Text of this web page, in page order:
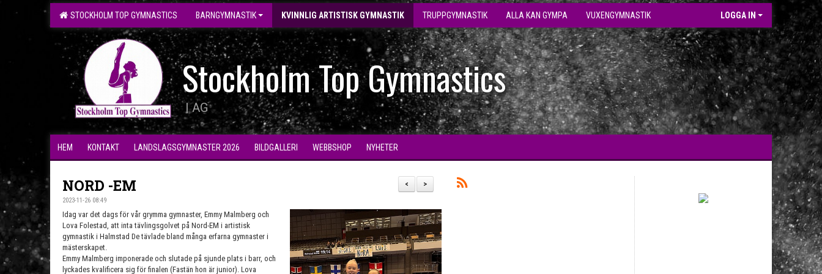
STOCKHOLM TOP GYMNASTICS BARNGYMNASTIK KVINNLIG ARTISTISK GYMNASTIK TRUPPGYMNASTIK ALLA KAN GYMPA VUXENGYMNASTIK LOGGA IN
Stockholm Top Gymnastics
| AG
HEM KONTAKT LANDSLAGSGYMNASTER 2026 BILDGALLERI WEBBSHOP NYHETER
>
<
NORD -EM
2023-11-26 08:49
Idag var det dags för vår grymma gymnaster, Emmy Malmberg och
Lova Folestad, att inta tävlingsgolvet på Nord-EM i artistisk
gymnastik i Halmstad De tävlade bland många erfarna gymnaster i
mästerskapet.
Emmy Malmberg imponerade och slutade på sjunde plats i barr, och
lyckades kvalificera sig för finalen (Fastän hon är junior). Lova